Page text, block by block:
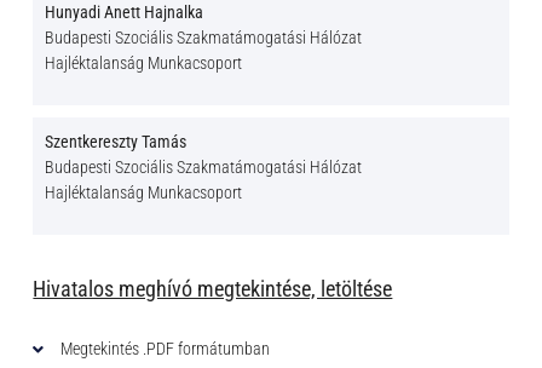
Hunyadi Anett Hajnalka
Budapesti Szociális Szakmatámogatási Hálózat
Hajléktalanság Munkacsoport
Szentkereszty Tamás
Budapesti Szociális Szakmatámogatási Hálózat
Hajléktalanság Munkacsoport
Hivatalos meghívó megtekintése, letöltése
Megtekintés .PDF formátumban